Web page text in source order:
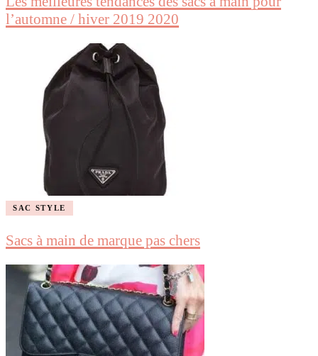
l’automne / hiver 2019 2020
SAC STYLE
Sacs à main de marque pas chers